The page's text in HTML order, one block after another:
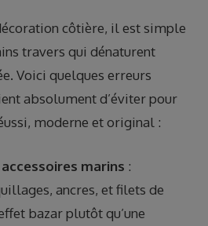
côtière, il est simple
travers qui dénaturent
Voici quelques erreurs
absolument d’éviter pour
moderne et original :
marins :
ancres, et filets de
bazar plutôt qu’une